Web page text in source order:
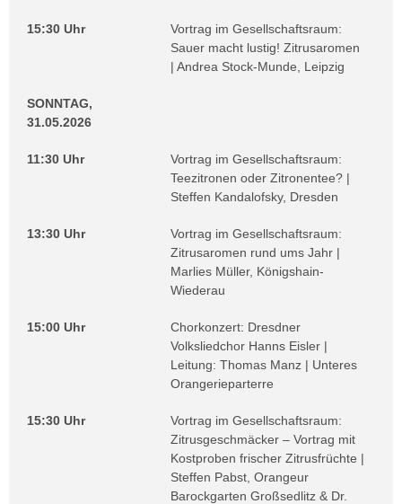
15:30 Uhr
Vortrag im Gesellschaftsraum:
Sauer macht lustig! Zitrusaromen
| Andrea Stock-Munde, Leipzig
SONNTAG,
31.05.2026
11:30 Uhr
Vortrag im Gesellschaftsraum:
Teezitronen oder Zitronentee? |
Steffen Kandalofsky, Dresden
13:30 Uhr
Vortrag im Gesellschaftsraum:
Zitrusaromen rund ums Jahr |
Marlies Müller, Königshain-
Wiederau
15:00 Uhr
Chorkonzert: Dresdner
Volksliedchor Hanns Eisler |
Leitung: Thomas Manz | Unteres
Orangerieparterre
15:30 Uhr
Vortrag im Gesellschaftsraum:
Zitrusgeschmäcker – Vortrag mit
Kostproben frischer Zitrusfrüchte |
Steffen Pabst, Orangeur
Barockgarten Großsedlitz & Dr.